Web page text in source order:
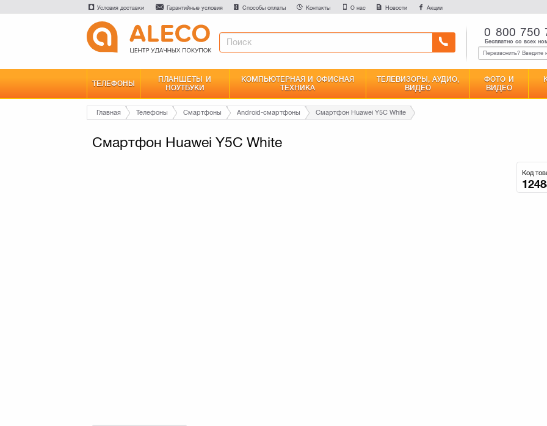
Условия доставки Гарантийные условия Способы оплаты Контакты О нас Новости Акции
0 800 750
Бесплатно со всех
ТЕЛЕФОНЫ
ПЛАНШЕТЫ И
НОУТБУКИ
КОМПЬЮТЕРНАЯ И ОФИСНАЯ
ТЕХНИКА
ТЕЛЕВИЗОРЫ, АУДИО,
ВИДЕО
ФОТО И
ВИДЕО
Главная Телефоны Смартфоны Android-смартфоны Смартфон Huawei Y5C White
Смартфон Huawei Y5C White
Код